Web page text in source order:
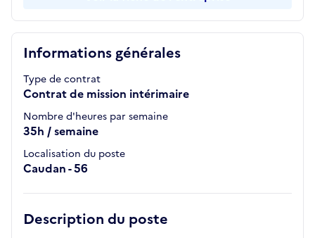
Informations générales
Type de contrat
Contrat de mission intérimaire
Nombre d'heures par semaine
35h / semaine
Localisation du poste
Caudan - 56
Description du poste